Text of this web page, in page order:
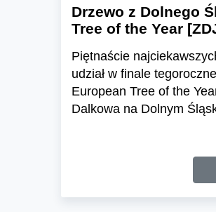
Drzewo z Dolnego
Tree of the Year
Piętnaście
udział w finale
European Tree of the
Dalkowa na Dolnym